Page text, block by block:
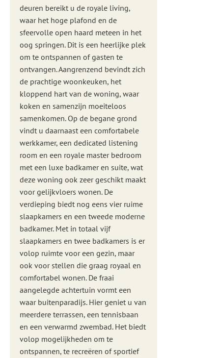
deuren bereikt u de royale living,
waar het hoge plafond en de
sfeervolle open haard meteen in het
oog springen. Dit is een heerlijke plek
om te ontspannen of gasten te
ontvangen. Aangrenzend bevindt zich
de prachtige woonkeuken, het
kloppend hart van de woning, waar
koken en samenzijn moeiteloos
samenkomen. Op de begane grond
vindt u daarnaast een comfortabele
werkkamer, een dedicated listening
room en een royale master bedroom
met een luxe badkamer en suite, wat
deze woning ook zeer geschikt maakt
voor gelijkvloers wonen. De
verdieping biedt nog eens vier ruime
slaapkamers en een tweede moderne
badkamer. Met in totaal vijf
slaapkamers en twee badkamers is er
volop ruimte voor een gezin, maar
ook voor stellen die graag royaal en
comfortabel wonen. De fraai
aangelegde achtertuin vormt een
waar buitenparadijs. Hier geniet u van
meerdere terrassen, een tennisbaan
en een verwarmd zwembad. Het biedt
volop mogelijkheden om te
ontspannen, te recreëren of sportief